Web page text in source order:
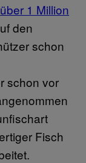
über 1 Million
den
schon
schon vor
Fisch